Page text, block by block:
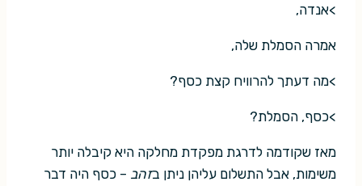
>אנדה,
אמרה הסמלת שלה,
>מה דעתך להרוויח קצת כסף?
>כסף, הסמלת?
מאז שקודמה לדרגת מפקדת מחלקה היא קיבלה יותר
משימות, אבל התשלום עליהן ניתן בזהב – כסף היה דבר